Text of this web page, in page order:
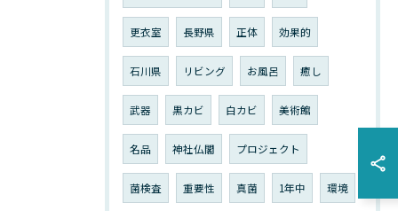
更衣室 長野県 正体 効果的
石川県 リビング お風呂 癒し
武器 黒カビ 白カビ 美術館
名品 神社仏閣 プロジェクト
菌検査 重要性 真菌 1年中 環境